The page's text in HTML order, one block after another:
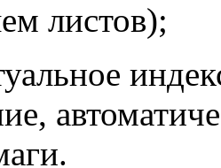
листов);